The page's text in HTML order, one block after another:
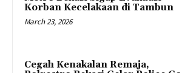
Korban Kecelakaan di Tambun
March 23, 2026
Cegah Kenakalan Remaja,